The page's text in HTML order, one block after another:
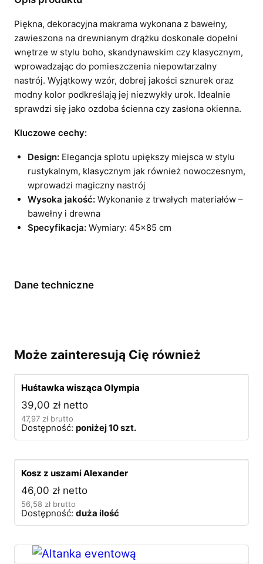
Piękna, dekoracyjna makrama wykonana z bawełny,
zawieszona na drewnianym drążku doskonale dopełni
wnętrze w stylu boho, skandynawskim czy klasycznym,
wprowadzając do pomieszczenia niepowtarzalny
nastrój. Wyjątkowy wzór, dobrej jakości sznurek oraz
modny kolor podkreślają jej niezwykły urok. Idealnie
sprawdzi się jako ozdoba ścienna czy zasłona okienna.
Kluczowe cechy:
Design:Elegancja splotu upiększy miejsca w stylu
rustykalnym, klasycznym jak również nowoczesnym,
wprowadzi magiczny nastrój
Wysoka jakość: Wykonanie z trwałych materiałów –
bawełny i drewna
Specyfikacja: Wymiary: 45×85 cm
Dane techniczne
Może zainteresują Cię również
Huśtawka wisząca Olympia
39,00 zł netto
47,97 zł brutto
Dostępność: poniżej 10 szt.
Kosz z uszami Alexander
46,00 zł netto
56,58 zł brutto
Dostępność: duża ilość